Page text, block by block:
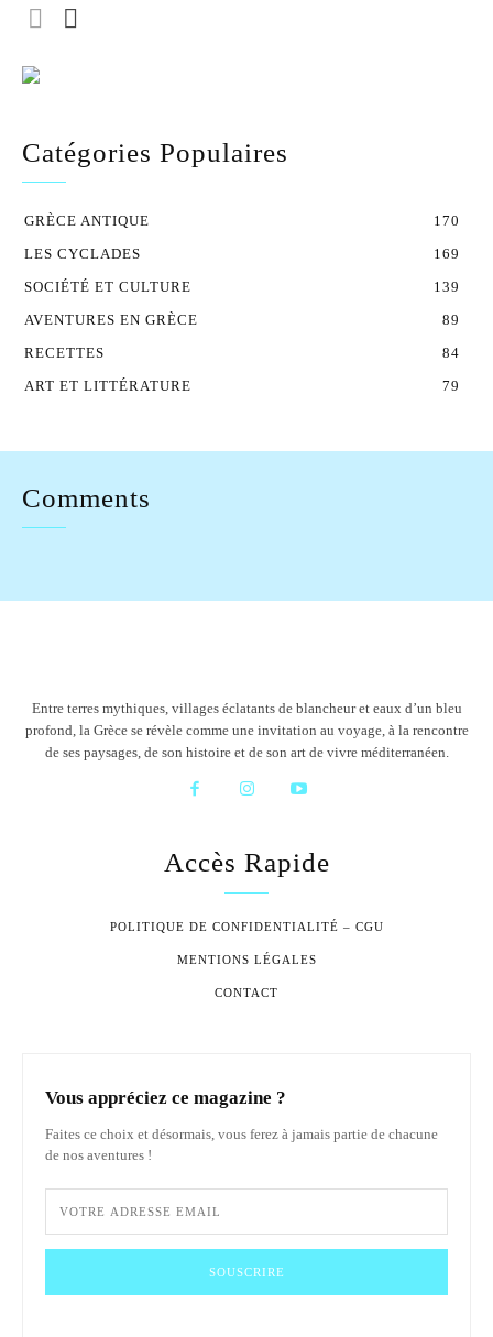
Catégories Populaires
GRÈCE ANTIQUE
170
LES CYCLADES
169
SOCIÉTÉ ET CULTURE
139
AVENTURES EN GRÈCE
89
RECETTES
84
ART ET LITTÉRATURE
79
Comments
Entre terres mythiques, villages éclatants de blancheur et eaux d’un bleu
profond, la Grèce se révèle comme une invitation au voyage, à la rencontre
de ses paysages, de son histoire et de son art de vivre méditerranéen.
Accès Rapide
POLITIQUE DE CONFIDENTIALITÉ – CGU
MENTIONS LÉGALES
CONTACT
Vous appréciez ce magazine ?
Faites ce choix et désormais, vous ferez à jamais partie de chacune
de nos aventures !
SOUSCRIRE